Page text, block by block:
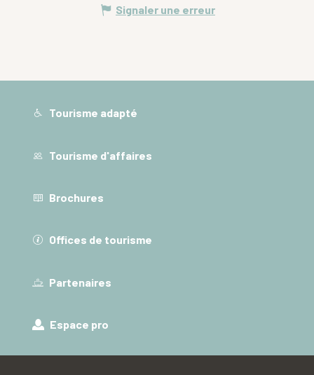
Signaler une erreur
Tourisme adapté
Tourisme d'affaires
Brochures
Offices de tourisme
Partenaires
Espace pro